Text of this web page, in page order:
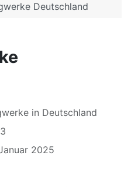
Deutschland
in Deutschland
2025